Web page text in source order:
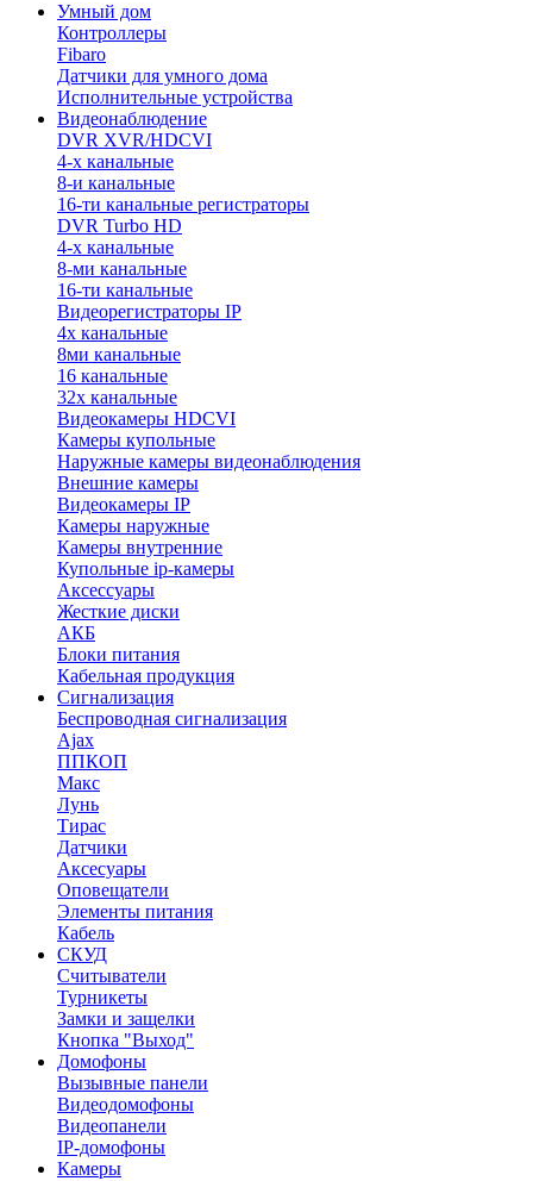
Умный дом
Контроллеры
Fibaro
Датчики для умного дома
Исполнительные устройства
Видеонаблюдение
DVR XVR/HDCVI
4-x канальные
8-и канальные
16-ти канальные регистраторы
DVR Turbo HD
4-х канальные
8-ми канальные
16-ти канальные
Видеорегистраторы IP
4х канальные
8ми канальные
16 канальные
32x канальные
Видеокамеры HDCVI
Камеры купольные
Наружные камеры видеонаблюдения
Внешние камеры
Видеокамеры IP
Камеры наружные
Камеры внутренние
Купольные ip-камеры
Аксессуары
Жесткие диски
АКБ
Блоки питания
Кабельная продукция
Сигнализация
Беспроводная сигнализация
Ajax
ППКОП
Макс
Лунь
Тирас
Датчики
Аксесуары
Оповещатели
Элементы питания
Кабель
СКУД
Считыватели
Турникеты
Замки и защелки
Кнопка "Выход"
Домофоны
Вызывные панели
Видеодомофоны
Видеопанели
IP-домофоны
Камеры